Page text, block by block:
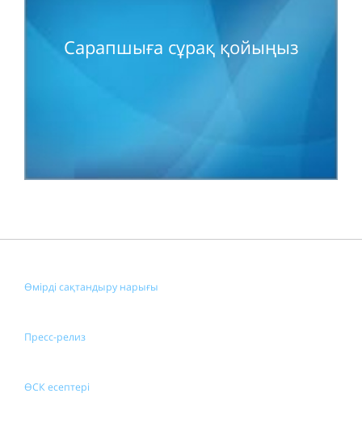
Сарапшыға сұрақ қойыңыз
Өмірді сақтандыру нарығы
Пресс-релиз
ӨСК есептері